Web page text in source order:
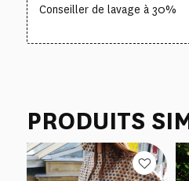
Conseiller de lavage à 30%
PRODUITS